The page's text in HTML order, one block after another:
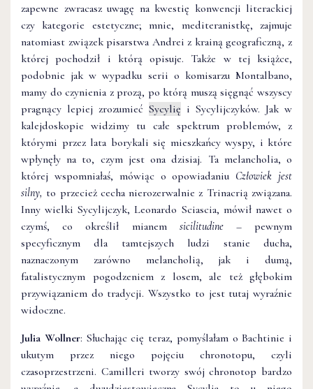
zapewne zwracasz uwagę na kwestię konwencji literackiej
czy kategorie estetyczne; mnie, mediteranistkę, zajmuje
natomiast związek pisarstwa Andrei z krainą geograficzną, z
której pochodził i którą opisuje. Także w tej książce,
podobnie jak w wypadku serii o komisarzu Montalbano,
mamy do czynienia z prozą, po którą muszą sięgnąć wszyscy
pragnący lepiej zrozumieć Sycylię i Sycylijczyków. Jak w
kalejdoskopie widzimy tu całe spektrum problemów, z
którymi przez lata borykali się mieszkańcy wyspy, i które
wpłynęły na to, czym jest ona dzisiaj. Ta melancholia, o
której wspomniałaś, mówiąc o opowiadaniu Człowiek jest
silny, to przecież cecha nierozerwalnie z Trinacrią związana.
Inny wielki Sycylijczyk, Leonardo Sciascia, mówił nawet o
czymś, co określił mianem sicilitudine– pewnym
specyficznym dla tamtejszych ludzi stanie ducha,
naznaczonym zarówno melancholią, jak i dumą,
fatalistycznym pogodzeniem z losem, ale też głębokim
przywiązaniem do tradycji. Wszystko to jest tutaj wyraźnie
widoczne.
Julia Wollner: Słuchając cię teraz, pomyślałam o Bachtinie i
ukutym przez niego pojęciu chronotopu, czyli
czasoprzestrzeni. Camilleri tworzy swój chronotop bardzo